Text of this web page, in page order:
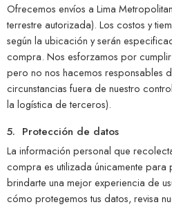
Ofrecemos envíos a Lima
terrestre autorizada). Los costos y
según la ubicación y serán
compra. Nos esforzamos por
pero no nos hacemos responsables
circunstancias fuera de nuestro
la logística de terceros).
5. Protección de datos
La información personal que
compra es utilizada únicamente
brindarte una mejor experiencia de
cómo protegemos tus datos, revisa